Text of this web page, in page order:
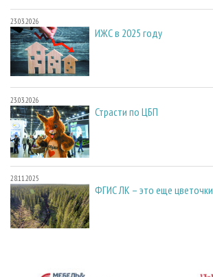
23.03.2026
ИЖС в 2025 году
23.03.2026
Страсти по ЦБП
28.11.2025
ФГИС ЛК – это еще цветочки